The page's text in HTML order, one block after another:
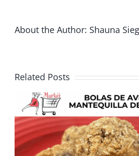
About the Author: Shauna
Related Posts
Fresca,